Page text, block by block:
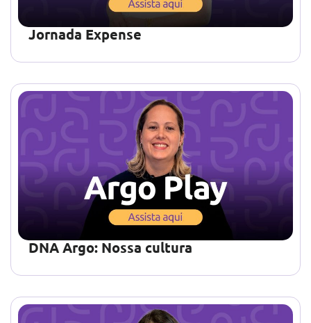
Jornada Expense
DNA Argo: Nossa cultura